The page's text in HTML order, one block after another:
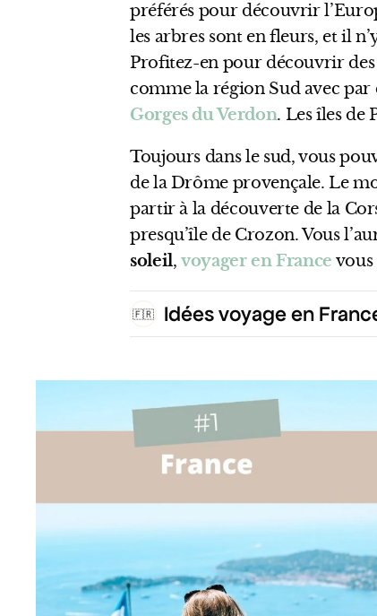
préférés pour découvrir
les arbres sont en fleurs, et il
Profitez-en pour découvrir des
comme la région Sud avec par
Gorges du Verdon. Les îles de
Toujours dans le sud, vous
de la Drôme provençale. Le
partir à la découverte de la
presqu’île de Crozon. Vous
soleil,voyager en France
🇫🇷 Idées voyage en